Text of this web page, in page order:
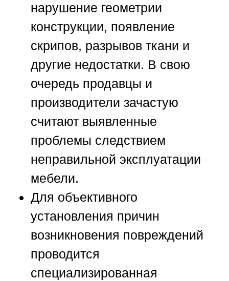
нарушение геометрии
конструкции, появление
скрипов, разрывов ткани и
другие недостатки. В свою
очередь продавцы и
производители зачастую
считают выявленные
проблемы следствием
неправильной эксплуатации
мебели.
Для объективного
установления причин
возникновения повреждений
проводится
специализированная